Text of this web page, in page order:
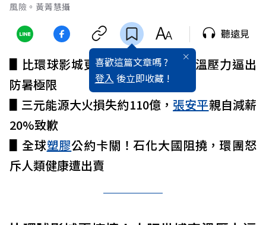
風險。黃菁慧攝
喜歡這篇文章嗎 ?
登入 後立即收藏 !
聽遠見
▋比環球影城更擁擠！大阪世博 高溫壓力逼出
防暑極限
▋三元能源大火損失約110億， 張安平親自減薪
20%致歉
▋全球塑膠公約卡關！石化大國阻撓，環團怒
斥人類健康遭出賣